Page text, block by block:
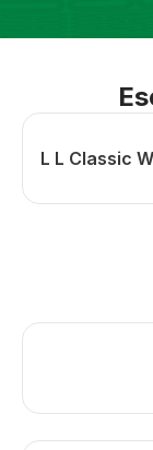
L L Classic